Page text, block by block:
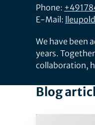
Phone:
E-Mail:
We have been
years.
collaboration,
Blog